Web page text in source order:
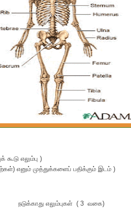
கூடு எலும்பு )
எனும் முத்துக்களைப் பதிக்கும் இடம் )
நடுக்காது எலும்புகள் ( 3 வகை)